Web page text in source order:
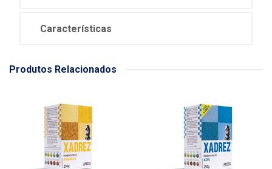
Características
Produtos Relacionados